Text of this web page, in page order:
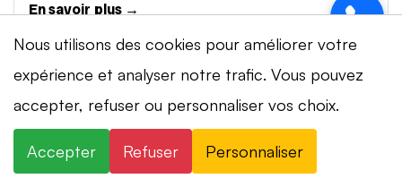
En savoir plus →
Vidéosurveillance à Mont-Tramelan
Installation de systèmes de vidéosurveillance à
{city} : caméras IP 4K, visionnage smartphone,
Nous utilisons des cookies pour améliorer votre
expérience et analyser notre trafic. Vous pouvez
accepter, refuser ou personnaliser vos choix.
Accepter Refuser Personnaliser
⚡ Intervention en 20 min· 24h/24 · 7j/7 ·
Devis gratuit
+41 78 319 32 82
WhatsApp